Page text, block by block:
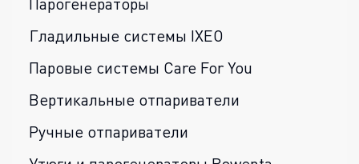
Гладильные системы IXEO
Паровые системы Care For You
Вертикальные отпариватели
Ручные отпариватели